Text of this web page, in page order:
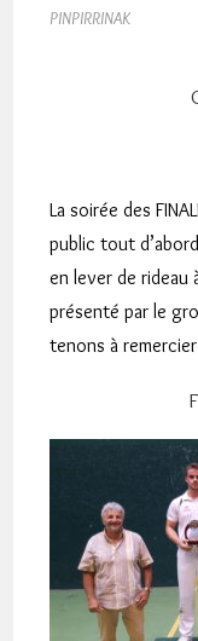
PINPIRRINAK
La soirée des
public tout
en lever de rideau
présenté par le
tenons à